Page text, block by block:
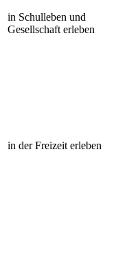
in Schulleben und
Gesellschaft erleben
in der Freizeit erleben